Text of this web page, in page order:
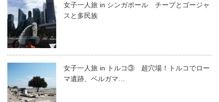
女子一人旅 in シンガポール チープとゴージャ
スと多民族
女子一人旅 in トルコ③ 超穴場！トルコでロー
マ遺跡、ベルガマ…